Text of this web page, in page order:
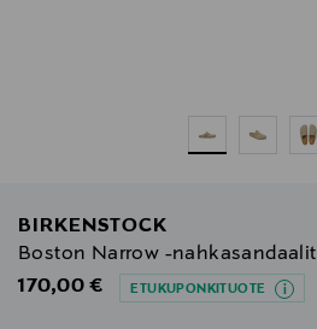
BIRKENSTOCK
Boston Narrow -nahkasandaalit
Original Price
170,00 € ETUKUPONKITUOTE